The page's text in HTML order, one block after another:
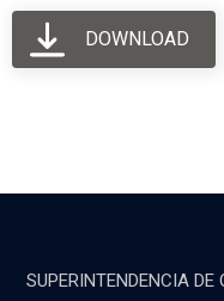
DOWNLOAD
SUPERINTENDENCIA DE